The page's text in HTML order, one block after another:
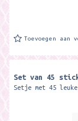
Toevoegen
Set van 45
Setje met 45